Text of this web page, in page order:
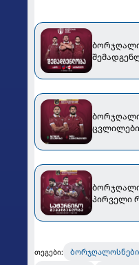
პირველი
თეგები: ბორჯღალოსნები